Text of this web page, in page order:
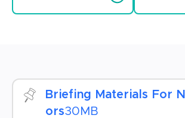
Briefing Materials For
ors30MB